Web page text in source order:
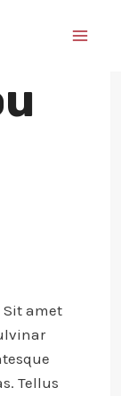
Sit amet
Tellus